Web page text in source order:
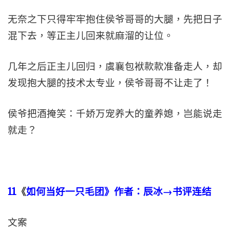
无奈之下只得牢牢抱住侯爷哥哥的大腿，先把日子
混下去，等正主儿回来就麻溜的让位。
几年之后正主儿回归，虞襄包袱款款准备走人，却
发现抱大腿的技术太专业，侯爷哥哥不让走了！
侯爷把酒掩笑：千娇万宠养大的童养媳，岂能说走
就走？
11 《如何当好一只毛团》作者：辰冰→书评连结
文案